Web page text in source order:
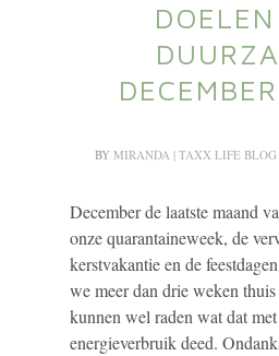
BYMIRANDA | TAXX LIFE
December de laatste maand
onze quarantaineweek, de
kerstvakantie en de
we meer dan drie weken
kunnen wel raden wat dat
energieverbruik deed.